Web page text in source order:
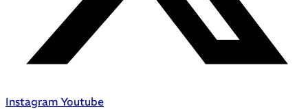
Instagram Youtube